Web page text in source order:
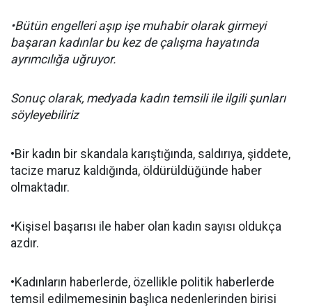
•Bütün engelleri aşıp işe muhabir olarak girmeyi
başaran kadınlar bu kez de çalışma hayatında
ayrımcılığa uğruyor.
Sonuç olarak, medyada kadın temsili ile ilgili şunları
söyleyebiliriz
•Bir kadın bir skandala karıştığında, saldırıya, şiddete,
tacize maruz kaldığında, öldürüldüğünde haber
olmaktadır.
•Kişisel başarısı ile haber olan kadın sayısı oldukça
azdır.
•Kadınların haberlerde, özellikle politik haberlerde
temsil edilmemesinin başlıca nedenlerinden birisi